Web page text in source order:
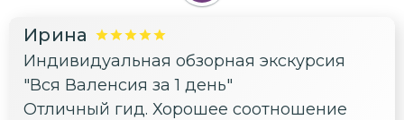
Ирина
Индивидуальная обзорная экскурсия
"Вся Валенсия за 1 день"
Отличный гид. Хорошее соотношение